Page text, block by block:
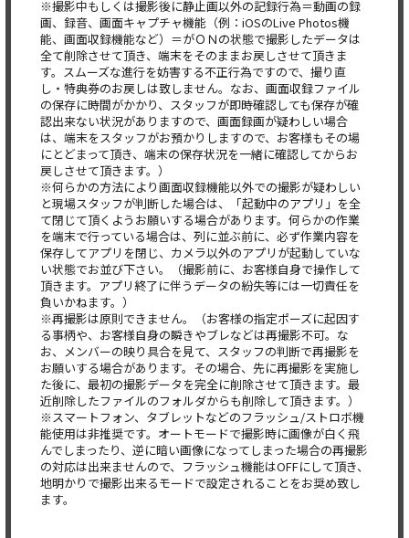
※撮影中もしくは撮影後に静止画以外の記録行為＝動画の録
画、録音、画面キャプチャ機能（例：iOSのLive Photos機
能、画面収録機能など）＝がＯＮの状態で撮影したデータは
全て削除させて頂き、端末をそのままお戻しさせて頂きま
す。スムーズな進行を妨害する不正行為ですので、撮り直
し・特典券のお戻しは致しません。なお、画面収録ファイル
の保存に時間がかかり、スタッフが即時確認しても保存が確
認出来ない状況がありますので、画面録画が疑わしい場合
は、端末をスタッフがお預かりしますので、お客様もその場
にとどまって頂き、端末の保存状況を一緒に確認してからお
戻しさせて頂きます。）
※何らかの方法により画面収録機能以外での撮影が疑わしい
と現場スタッフが判断した場合は、「起動中のアプリ」を全
て閉じて頂くようお願いする場合があります。何らかの作業
を端末で行っている場合は、列に並ぶ前に、必ず作業内容を
保存してアプリを閉じ、カメラ以外のアプリが起動していな
い状態でお並び下さい。（撮影前に、お客様自身で操作して
頂きます。アプリ終了に伴うデータの紛失等には一切責任を
負いかねます。）
※再撮影は原則できません。（お客様の指定ポーズに起因す
る事柄や、お客様自身の瞬きやブレなどは再撮影不可。な
お、メンバーの映り具合を見て、スタッフの判断で再撮影を
お願いする場合があります。その場合、先に再撮影を実施し
た後に、最初の撮影データを完全に削除させて頂きます。最
近削除したファイルのフォルダからも削除して頂きます。）
※スマートフォン、タブレットなどのフラッシュ/ストロボ機
能使用は非推奨です。オートモードで撮影時に画像が白く飛
んでしまったり、逆に暗い画像になってしまった場合の再撮影
の対応は出来ませんので、フラッシュ機能はOFFにして頂き、
地明かりで撮影出来るモードで設定されることをお奨め致し
ます。